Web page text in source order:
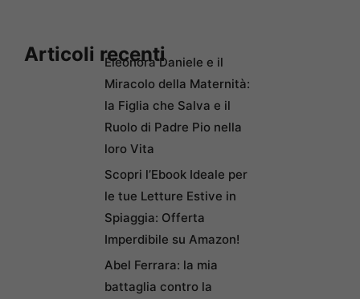
Articoli recentiEleonora Daniele e il
Miracolo della Maternità:
la Figlia che Salva e il
Ruolo di Padre Pio nella
loro Vita
Scopri l’Ebook Ideale per
le tue Letture Estive in
Spiaggia: Offerta
Imperdibile su Amazon!
Abel Ferrara: la mia
battaglia contro la